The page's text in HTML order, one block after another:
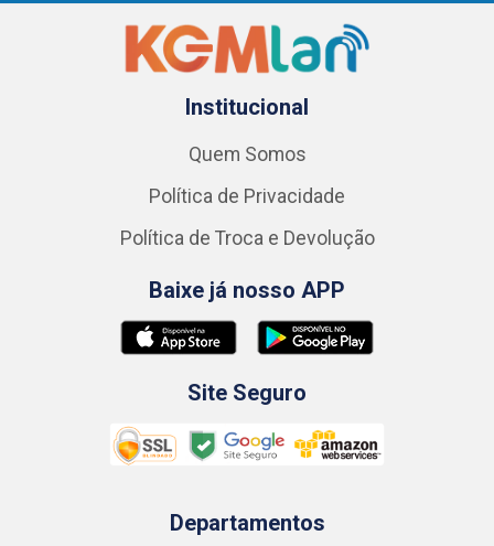
Institucional
Quem Somos
Política de Privacidade
Política de Troca e Devolução
Baixe já nosso APP
Site Seguro
Departamentos